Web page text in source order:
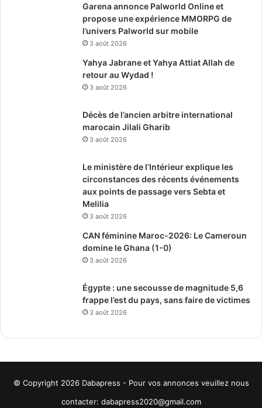
Garena annonce Palworld Online et
propose une expérience MMORPG de
l’univers Palworld sur mobile
3 août 2026
Yahya Jabrane et Yahya Attiat Allah de
retour au Wydad !
3 août 2026
Décès de l’ancien arbitre international
marocain Jilali Gharib
3 août 2026
Le ministère de l’Intérieur explique les
circonstances des récents événements
aux points de passage vers Sebta et
Melilia
3 août 2026
CAN féminine Maroc-2026: Le Cameroun
domine le Ghana (1-0)
3 août 2026
Égypte : une secousse de magnitude 5,6
frappe l’est du pays, sans faire de victimes
3 août 2026
© Copyright 2026 Dabapress - Pour vos annonces veuillez nous
contacter: dabapress2020@gmail.com